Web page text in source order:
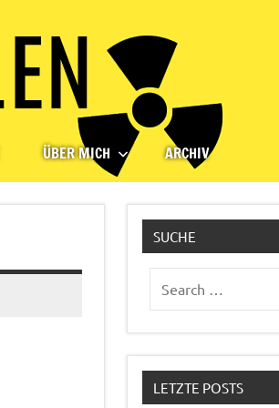
ÜBER MICH ARCHIV
SUCHE
for:
LETZTE POSTS